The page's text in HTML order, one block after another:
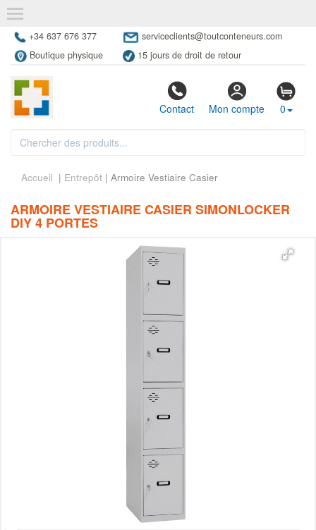
+34 637 676 377
serviceclients@toutconteneurs.com
Boutique physique
15 jours de droit de retour
Contact Mon compte 0
Accueil | Entrepôt | Armoire Vestiaire Casier
ARMOIRE VESTIAIRE CASIER SIMONLOCKER
DIY 4 PORTES